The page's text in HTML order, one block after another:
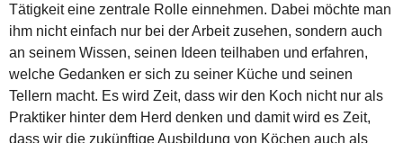
Tätigkeit eine zentrale Rolle einnehmen. Dabei möchte man
ihm nicht einfach nur bei der Arbeit zusehen, sondern auch
an seinem Wissen, seinen Ideen teilhaben und erfahren,
welche Gedanken er sich zu seiner Küche und seinen
Tellern macht. Es wird Zeit, dass wir den Koch nicht nur als
Praktiker hinter dem Herd denken und damit wird es Zeit,
dass wir die zukünftige Ausbildung von Köchen auch als